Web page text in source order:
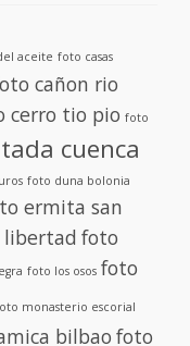
aceite foto casas
cañon rio
cerro tio pio foto
cuenca
foto duna bolonia
ermita san
libertad foto
foto los osos foto
monasterio escorial
bilbao foto